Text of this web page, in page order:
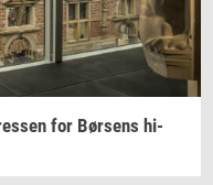
for Bør­sens hi­